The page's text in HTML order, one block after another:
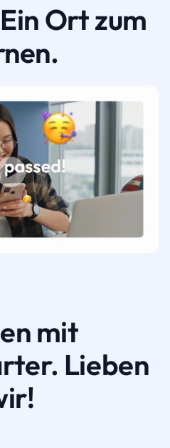
Ort zum
mit
Lieben